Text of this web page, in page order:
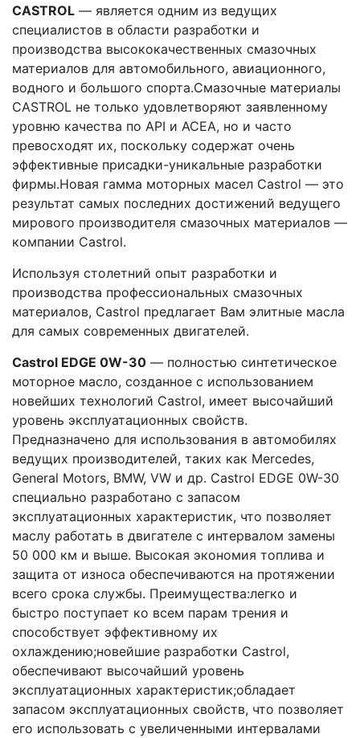
CASTROL — является одним из ведущих
специалистов в области разработки и
производства высококачественных смазочных
материалов для автомобильного, авиационного,
водного и большого спорта.Смазочные материалы
CASTROL не только удовлетворяют заявленному
уровню качества по API и АСЕА, но и часто
превосходят их, поскольку содержат очень
эффективные присадки-уникальные разработки
фирмы.Новая гамма моторных масел Castrol — это
результат самых последних достижений ведущего
мирового производителя смазочных материалов —
компании Castrol.
Используя столетний опыт разработки и
производства профессиональных смазочных
материалов, Castrol предлагает Вам элитные масла
для самых современных двигателей.
Castrol EDGE 0W-30 — полностью синтетическое
моторное масло, созданное с использованием
новейших технологий Castrol, имеет высочайший
уровень эксплуатационных свойств.
Предназначено для использования в автомобилях
ведущих производителей, таких как Mercedes,
General Motors, BMW, VW и др. Castrol EDGE 0W-30
специально разработано с запасом
эксплуатационных характеристик, что позволяет
маслу работать в двигателе с интервалом замены
50 000 км и выше. Высокая экономия топлива и
защита от износа обеспечиваются на протяжении
всего срока службы. Преимущества:легко и
быстро поступает ко всем парам трения и
способствует эффективному их
охлаждению;новейшие разработки Castrol,
обеспечивают высочайший уровень
эксплуатационных характеристик;обладает
запасом эксплуатационных свойств, что позволяет
его использовать с увеличенными интервалами